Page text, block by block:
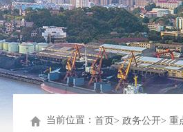
当前位置：首页 政务公开 重